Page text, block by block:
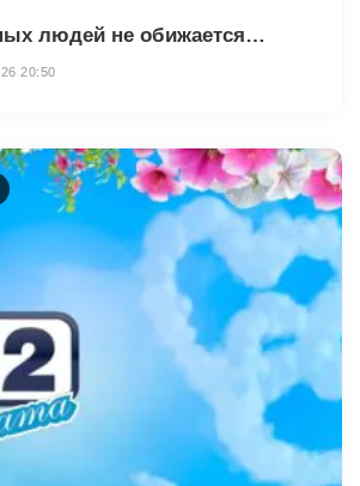
людей не обижается…
20:50